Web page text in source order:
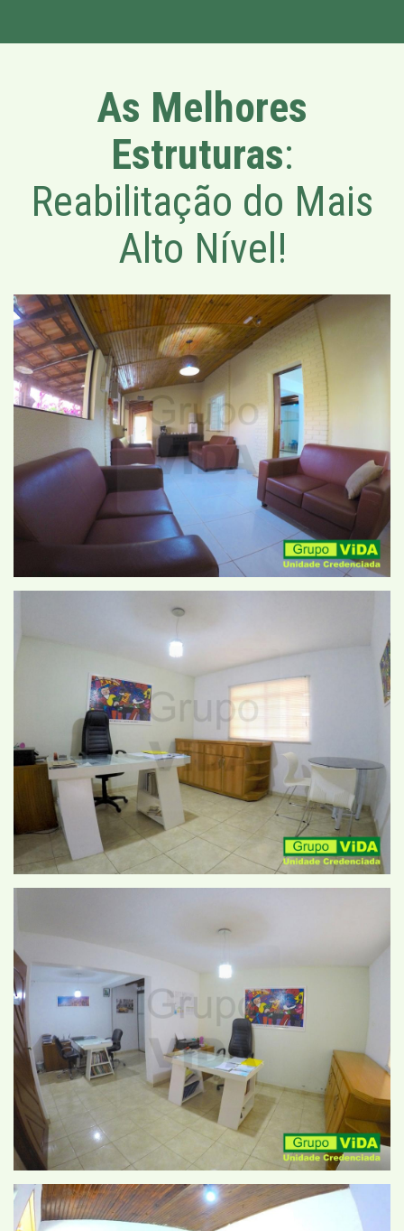
As Melhores
Estruturas:
Reabilitação do Mais
Alto Nível!